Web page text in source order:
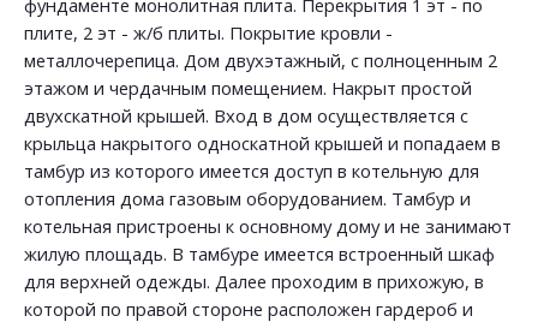
фундаменте монолитная плита. Перекрытия 1 эт - по
плите, 2 эт - ж/б плиты. Покрытие кровли -
металлочерепица. Дом двухэтажный, с полноценным 2
этажом и чердачным помещением. Накрыт простой
двухскатной крышей. Вход в дом осуществляется с
крыльца накрытого односкатной крышей и попадаем в
тамбур из которого имеется доступ в котельную для
отопления дома газовым оборудованием. Тамбур и
котельная пристроены к основному дому и не занимают
жилую площадь. В тамбуре имеется встроенный шкаф
для верхней одежды. Далее проходим в прихожую, в
которой по правой стороне расположен гардероб и